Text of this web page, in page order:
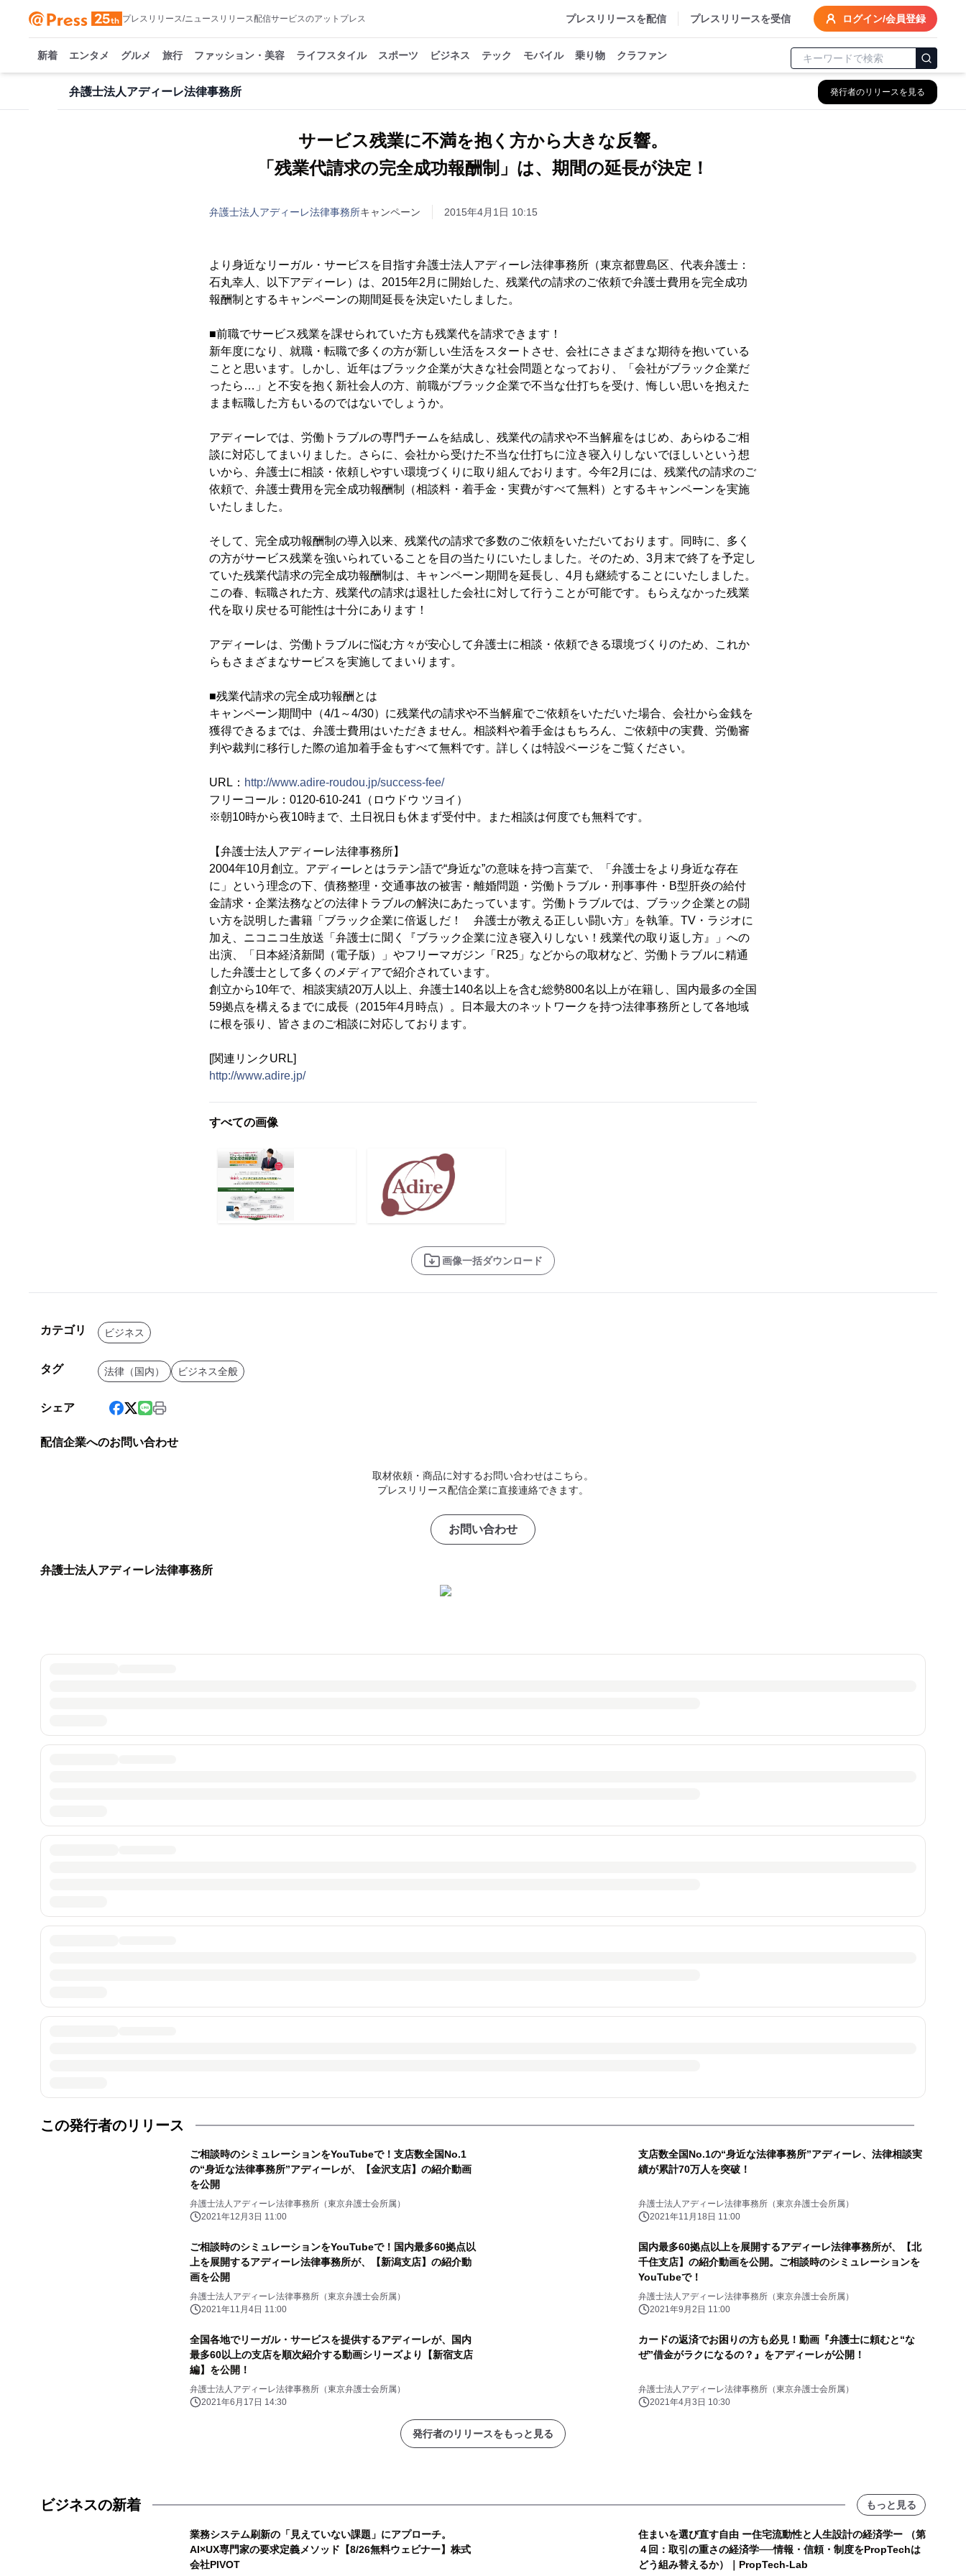
プレスリリース/ニュースリリース配信サービスのアットプレス プレスリリースを配信 プレスリリースを受信 ログイン/会員登録
新着 エンタメ グルメ 旅行 ファッション・美容 ライフスタイル スポーツ ビジネス テック モバイル 乗り物 クラファン
弁護士法人アディーレ法律事務所 発行者のリリースを見る
サービス残業に不満を抱く方から大きな反響。
弁護士法人アディーレ法律事務所キャンペーン 2015年4月1日 10:15
より身近なリーガル・サービスを目指す弁護士法人アディーレ法律事務所（東京都豊島区、代表弁護士：
石丸幸人、以下アディーレ）は、2015年2月に開始した、残業代の請求のご依頼で弁護士費用を完全成功
報酬制とするキャンペーンの期間延長を決定いたしました。
■前職でサービス残業を課せられていた方も残業代を請求できます！
新年度になり、就職・転職で多くの方が新しい生活をスタートさせ、会社にさまざまな期待を抱いている
ことと思います。しかし、近年はブラック企業が大きな社会問題となっており、「会社がブラック企業だ
ったら…」と不安を抱く新社会人の方、前職がブラック企業で不当な仕打ちを受け、悔しい思いを抱えた
まま転職した方もいるのではないでしょうか。
アディーレでは、労働トラブルの専門チームを結成し、残業代の請求や不当解雇をはじめ、あらゆるご相
談に対応してまいりました。さらに、会社から受けた不当な仕打ちに泣き寝入りしないでほしいという想
いから、弁護士に相談・依頼しやすい環境づくりに取り組んでおります。今年2月には、残業代の請求のご
依頼で、弁護士費用を完全成功報酬制（相談料・着手金・実費がすべて無料）とするキャンペーンを実施
いたしました。
そして、完全成功報酬制の導入以来、残業代の請求で多数のご依頼をいただいております。同時に、多く
の方がサービス残業を強いられていることを目の当たりにいたしました。そのため、3月末で終了を予定し
ていた残業代請求の完全成功報酬制は、キャンペーン期間を延長し、4月も継続することにいたしました。
この春、転職された方、残業代の請求は退社した会社に対して行うことが可能です。もらえなかった残業
代を取り戻せる可能性は十分にあります！
アディーレは、労働トラブルに悩む方々が安心して弁護士に相談・依頼できる環境づくりのため、これか
らもさまざまなサービスを実施してまいります。
■残業代請求の完全成功報酬とは
キャンペーン期間中（4/1～4/30）に残業代の請求や不当解雇でご依頼をいただいた場合、会社から金銭を
獲得できるまでは、弁護士費用はいただきません。相談料や着手金はもちろん、ご依頼中の実費、労働審
判や裁判に移行した際の追加着手金もすべて無料です。詳しくは特設ページをご覧ください。
URL： http://www.adire-roudou.jp/success-fee/
フリーコール：0120-610-241（ロウドウ ツヨイ）
※朝10時から夜10時まで、土日祝日も休まず受付中。また相談は何度でも無料です。
【弁護士法人アディーレ法律事務所】
2004年10月創立。アディーレとはラテン語で“身近な”の意味を持つ言葉で、「弁護士をより身近な存在
に」という理念の下、債務整理・交通事故の被害・離婚問題・労働トラブル・刑事事件・B型肝炎の給付
金請求・企業法務などの法律トラブルの解決にあたっています。労働トラブルでは、ブラック企業との闘
い方を説明した書籍「ブラック企業に倍返しだ！ 弁護士が教える正しい闘い方」を執筆。TV・ラジオに
加え、ニコニコ生放送「弁護士に聞く『ブラック企業に泣き寝入りしない！残業代の取り返し方』」への
出演、「日本経済新聞（電子版）」やフリーマガジン「R25」などからの取材など、労働トラブルに精通
した弁護士として多くのメディアで紹介されています。
創立から10年で、相談実績20万人以上、弁護士140名以上を含む総勢800名以上が在籍し、国内最多の全国
59拠点を構えるまでに成長（2015年4月時点）。日本最大のネットワークを持つ法律事務所として各地域
に根を張り、皆さまのご相談に対応しております。
[関連リンクURL]
http://www.adire.jp/
すべての画像
画像一括ダウンロード
カテゴリ ビジネス
タグ 法律（国内） ビジネス全般
シェア
配信企業へのお問い合わせ
取材依頼・商品に対するお問い合わせはこちら。
プレスリリース配信企業に直接連絡できます。
お問い合わせ
弁護士法人アディーレ法律事務所
この発行者のリリース
ご相談時のシミュレーションをYouTubeで！支店数全国No.1
の“身近な法律事務所”アディーレが、【金沢支店】の紹介動画
を公開
弁護士法人アディーレ法律事務所（東京弁護士会所属）
2021年12月3日 11:00
支店数全国No.1の“身近な法律事務所”アディーレ、法律相談実
績が累計70万人を突破！
弁護士法人アディーレ法律事務所（東京弁護士会所属）
2021年11月18日 11:00
ご相談時のシミュレーションをYouTubeで！国内最多60拠点以
上を展開するアディーレ法律事務所が、【新潟支店】の紹介動
画を公開
弁護士法人アディーレ法律事務所（東京弁護士会所属）
2021年11月4日 11:00
国内最多60拠点以上を展開するアディーレ法律事務所が、【北
千住支店】の紹介動画を公開。ご相談時のシミュレーションを
YouTubeで！
弁護士法人アディーレ法律事務所（東京弁護士会所属）
2021年9月2日 11:00
全国各地でリーガル・サービスを提供するアディーレが、国内
最多60以上の支店を順次紹介する動画シリーズより【新宿支店
編】を公開！
弁護士法人アディーレ法律事務所（東京弁護士会所属）
2021年6月17日 14:30
カードの返済でお困りの方も必見！動画『弁護士に頼むと“な
ぜ”借金がラクになるの？』をアディーレが公開！
弁護士法人アディーレ法律事務所（東京弁護士会所属）
2021年4月3日 10:30
発行者のリリースをもっと見る
ビジネスの新着 もっと見る
業務システム刷新の「見えていない課題」にアプローチ。
AI×UX専門家の要求定義メソッド【8/26無料ウェビナー】株式
会社PIVOT
住まいを選び直す自由 ー住宅流動性と人生設計の経済学ー （第
４回：取引の重さの経済学──情報・信頼・制度をPropTechは
どう組み替えるか）｜PropTech-Lab